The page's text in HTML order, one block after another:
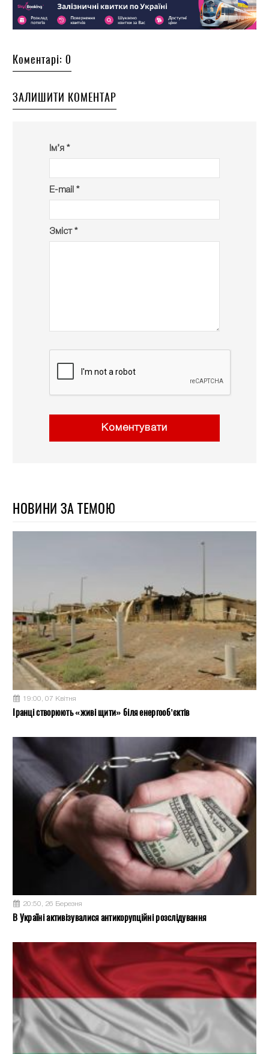
Коментарі: 0
ЗАЛИШИТИ КОМЕНТАР
Ім’я *
E-mail *
Зміст *
Коментувати
НОВИНИ ЗА ТЕМОЮ
19:00, 07 Квітня
Іранці створюють «живі щити» біля енергооб’єктів
20:50, 26 Березня
В Україні активізувалися антикорупційні розслідування